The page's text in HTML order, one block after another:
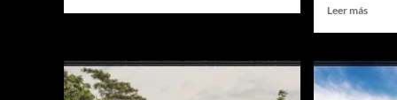
en
Leer másLeer
Chip